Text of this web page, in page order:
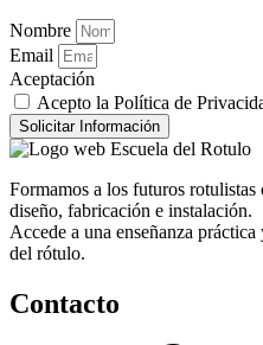
Nombre
Email
Aceptación
Acepto la Política de
Solicitar Información
Formamos a los futuros rotulistas
diseño, fabricación e instalación.
Accede a una enseñanza
del rótulo.
Contacto